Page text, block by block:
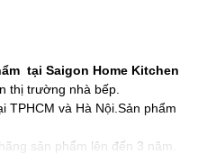
tại Saigon Home Kitchen
thị trường nhà bếp.
TPHCM và Hà Nội.Sản phẩm
sản phẩm lên đến 3 năm.